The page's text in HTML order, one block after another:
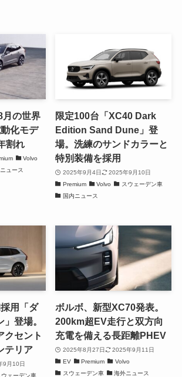
月の世界
化モデ
割れ
Volvo
ュース
限定100台「XC40 Dark
Edition Sand Dune」登
場。洗練のサンドカラーと
特別装備を採用
2025年9月4日
2025年9月10日
Premium
Volvo
スウェーデン車
国内ニュース
用「ダ
登場。
クセント
テリア
9月10日
ウェーデン車
ボルボ、新型XC70発表。
200km超EV走行と双方向
充電を備える長距離PHEV
2025年8月27日
2025年9月11日
EV
Premium
Volvo
スウェーデン車
海外ニュース